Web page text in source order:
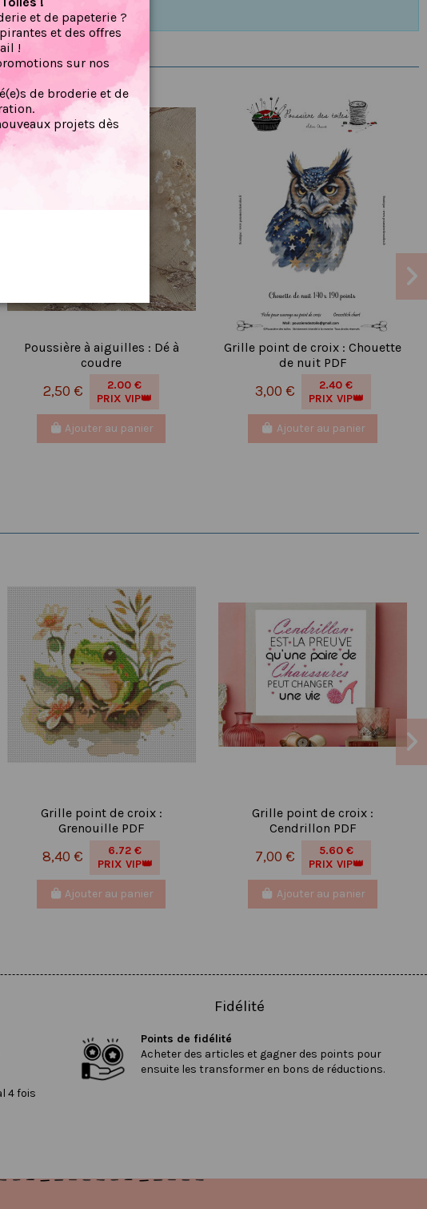
Nouveau
Poussière à aiguilles : Dé à
coudre
2,50 €
2.00 €
PRIX VIP👑
Ajouter au panier
Grille point de croix : Chouette
de nuit PDF
3,00 €
2.40 €
PRIX VIP👑
Ajouter au panier
Grille point de croix :
Grenouille PDF
8,40 €
6.72 €
PRIX VIP👑
Ajouter au panier
Grille point de croix :
Cendrillon PDF
7,00 €
5.60 €
PRIX VIP👑
Ajouter au panier
4 fois
Fidélité
Points de fidélité
Acheter des articles et gagner des points pour
ensuite les transformer en bons de réductions.
et de papeterie ?
et des offres
!
sur nos
de broderie et de
projets dès